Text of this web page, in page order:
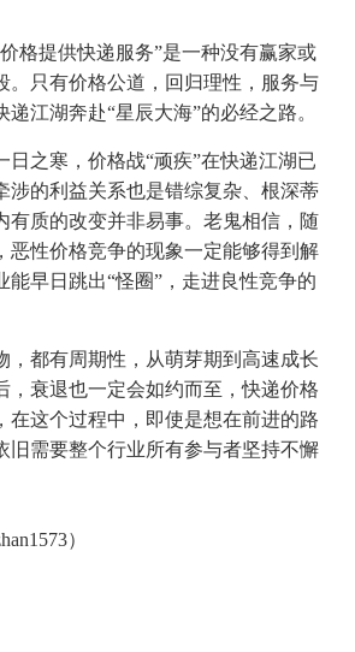
格提供快递服务”是一种没有赢家或
。只有价格公道，回归理性，服务与
江湖奔赴“星辰大海”的必经之路。
日之寒，价格战“顽疾”在快递江湖已
涉的利益关系也是错综复杂、根深蒂
有质的改变并非易事。老鬼相信，随
恶性价格竞争的现象一定能够得到解
能早日跳出“怪圈”，走进良性竞争的
，都有周期性，从萌芽期到高速成长
，衰退也一定会如约而至，快递价格
在这个过程中，即使是想在前进的路
旧需要整个行业所有参与者坚持不懈
）